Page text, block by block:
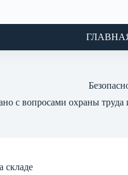
с вопросами охраны
складе